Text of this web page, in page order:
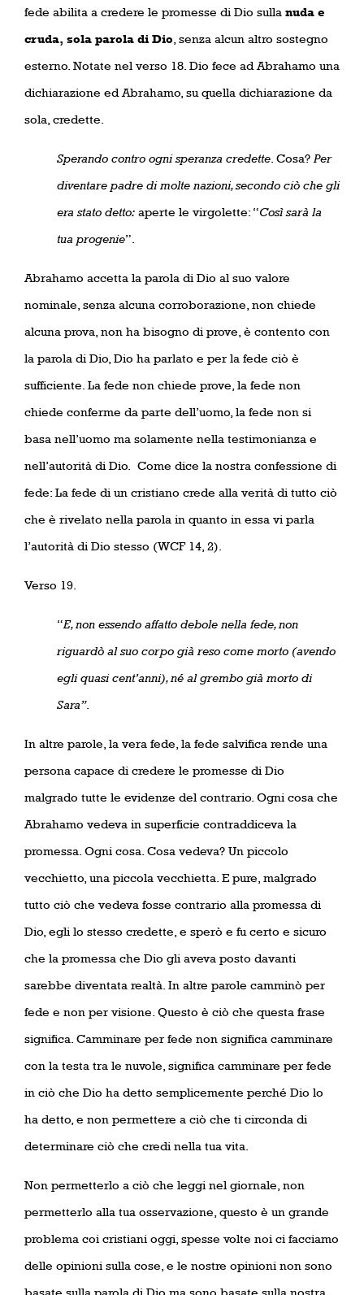
fede abilita a credere le promesse di Dio sulla nuda e
cruda, sola parola di Dio , senza alcun altro sostegno
esterno. Notate nel verso 18. Dio fece ad Abrahamo una
dichiarazione ed Abrahamo, su quella dichiarazione da
sola, credette.
Sperando contro ogni speranza credette . Cosa? Per
diventare padre di molte nazioni, secondo ciò che gli
era stato detto: aperte le virgolette: “Così sarà la
tua progenie”.
Abrahamo accetta la parola di Dio al suo valore
nominale, senza alcuna corroborazione, non chiede
alcuna prova, non ha bisogno di prove, è contento con
la parola di Dio, Dio ha parlato e per la fede ciò è
sufficiente. La fede non chiede prove, la fede non
chiede conferme da parte dell’uomo, la fede non si
basa nell’uomo ma solamente nella testimonianza e
nell’autorità di Dio. Come dice la nostra confessione di
fede: La fede di un cristiano crede alla verità di tutto ciò
che è rivelato nella parola in quanto in essa vi parla
l’autorità di Dio stesso (WCF 14, 2).
Verso 19.
“E, non essendo affatto debole nella fede, non
riguardò al suo corpo già reso come morto (avendo
egli quasi cent’anni), né al grembo già morto di
Sara”.
In altre parole, la vera fede, la fede salvifica rende una
persona capace di credere le promesse di Dio
malgrado tutte le evidenze del contrario. Ogni cosa che
Abrahamo vedeva in superficie contraddiceva la
promessa. Ogni cosa. Cosa vedeva? Un piccolo
vecchietto, una piccola vecchietta. E pure, malgrado
tutto ciò che vedeva fosse contrario alla promessa di
Dio, egli lo stesso credette, e sperò e fu certo e sicuro
che la promessa che Dio gli aveva posto davanti
sarebbe diventata realtà. In altre parole camminò per
fede e non per visione. Questo è ciò che questa frase
significa. Camminare per fede non significa camminare
con la testa tra le nuvole, significa camminare per fede
in ciò che Dio ha detto semplicemente perché Dio lo
ha detto, e non permettere a ciò che ti circonda di
determinare ciò che credi nella tua vita.
Non permetterlo a ciò che leggi nel giornale, non
permetterlo alla tua osservazione, questo è un grande
problema coi cristiani oggi, spesse volte noi ci facciamo
delle opinioni sulla cose, e le nostre opinioni non sono
basate sulla parola di Dio ma sono basate sulla nostra